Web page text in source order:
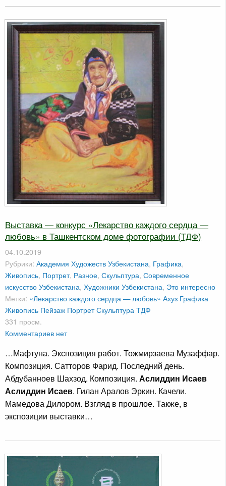
Выставка — конкурс «Лекарство каждого сердца —
любовь» в Ташкентском доме фотографии (ТДФ)
04.10.2019
Рубрики: Академия Художеств Узбекистана, Графика,
Живопись, Портрет, Разное, Скульптура, Современное
искусство Узбекистана, Художники Узбекистана, Это интересно
Метки: «Лекарство каждого сердца — любовь» Ахуз Графика
Живопись Пейзаж ПортретСкульптура ТДФ
331 просм.
Комментариев нет
…Мафтуна. Экспозиция работ. Тожмирзаева Музаффар.
Композиция. Сатторов Фарид. Последний день.
Абдубанноев Шахзод. Композиция. Аслиддин Исаев
Аслиддин Исаев. Гилан Аралов Эркин. Качели.
Мамедова Дилором. Взгляд в прошлое. Также, в
экспозиции выставки…